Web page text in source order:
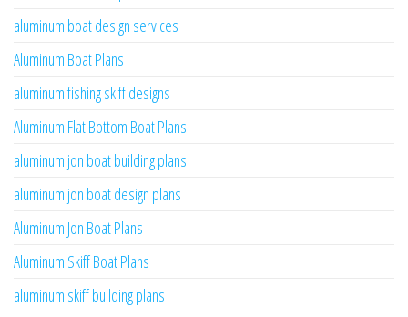
aluminum boat design services
Aluminum Boat Plans
aluminum fishing skiff designs
Aluminum Flat Bottom Boat Plans
aluminum jon boat building plans
aluminum jon boat design plans
Aluminum Jon Boat Plans
Aluminum Skiff Boat Plans
aluminum skiff building plans